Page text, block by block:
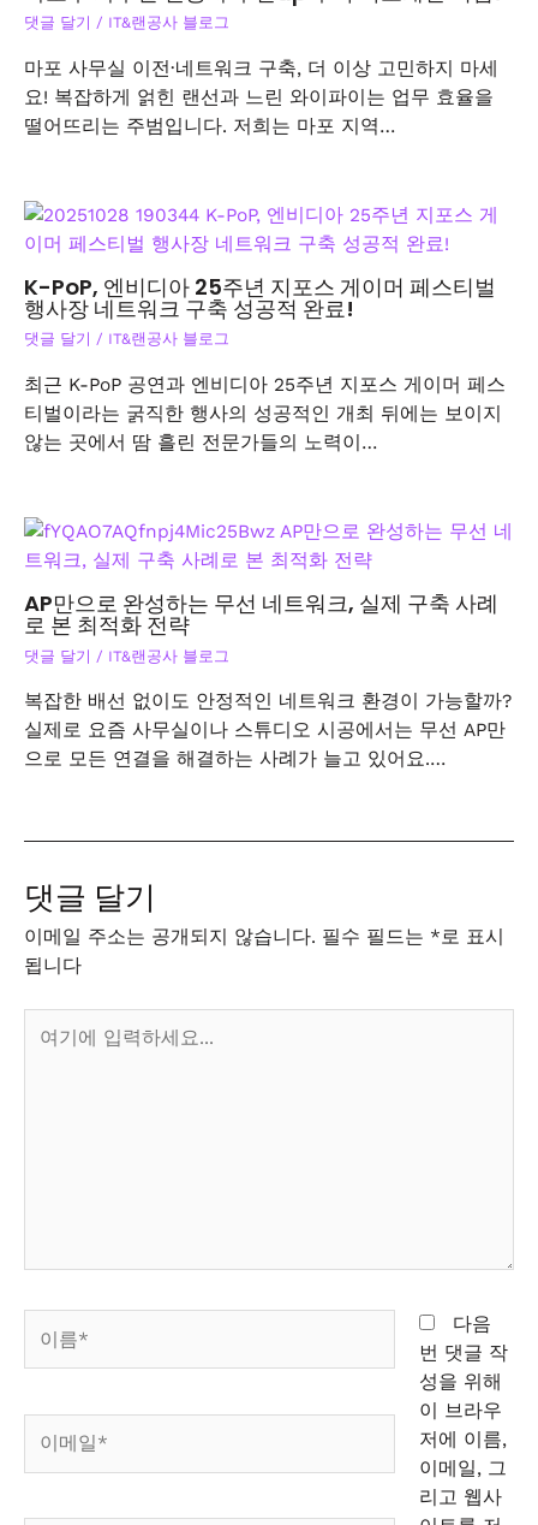
댓글 달기 / IT&랜공사 블로그
마포 사무실 이전·네트워크 구축, 더 이상 고민하지 마세
요! 복잡하게 얽힌 랜선과 느린 와이파이는 업무 효율을
떨어뜨리는 주범입니다. 저희는 마포 지역…
K-PoP, 엔비디아 25주년 지포스 게이머 페스티벌
행사장 네트워크 구축 성공적 완료!
댓글 달기 / IT&랜공사 블로그
최근 K-PoP 공연과 엔비디아 25주년 지포스 게이머 페스
티벌이라는 굵직한 행사의 성공적인 개최 뒤에는 보이지
않는 곳에서 땀 흘린 전문가들의 노력이…
AP만으로 완성하는 무선 네트워크, 실제 구축 사례
로 본 최적화 전략
댓글 달기 / IT&랜공사 블로그
복잡한 배선 없이도 안정적인 네트워크 환경이 가능할까?
실제로 요즘 사무실이나 스튜디오 시공에서는 무선 AP만
으로 모든 연결을 해결하는 사례가 늘고 있어요.…
댓글 달기
이메일 주소는 공개되지 않습니다. 필수 필드는 *로 표시
됩니다
*
다음
번 댓글 작
성을 위해
이 브라우
저에 이름,
이메일, 그
리고 웹사